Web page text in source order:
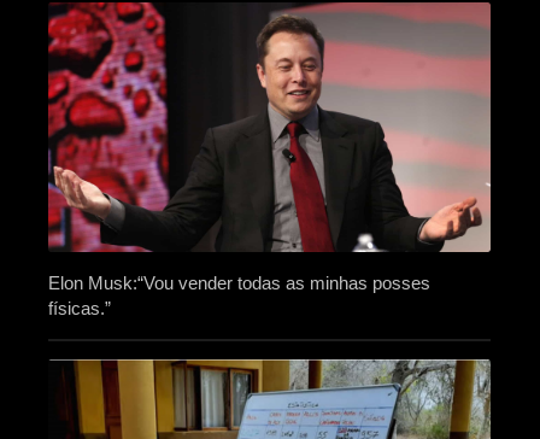
Elon Musk:“Vou vender todas as minhas posses
físicas.”